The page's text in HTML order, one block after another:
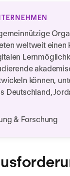
weltweit einen
können,
Deutschland,
& Forschung